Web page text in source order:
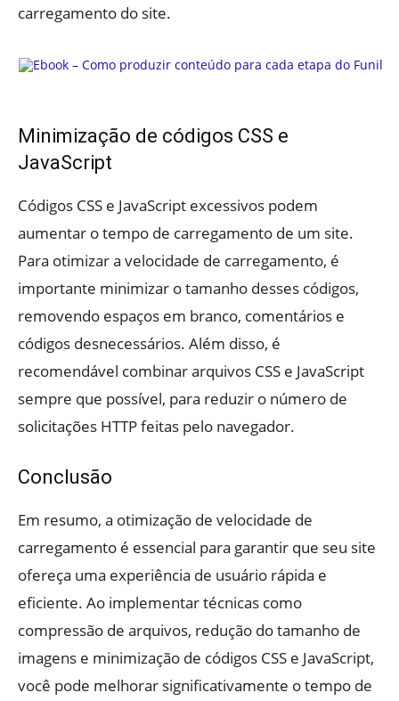
carregamento do site.
Minimização de códigos CSS e
JavaScript
Códigos CSS e JavaScript excessivos podem
aumentar o tempo de carregamento de um site.
Para otimizar a velocidade de carregamento, é
importante minimizar o tamanho desses códigos,
removendo espaços em branco, comentários e
códigos desnecessários. Além disso, é
recomendável combinar arquivos CSS e JavaScript
sempre que possível, para reduzir o número de
solicitações HTTP feitas pelo navegador.
Conclusão
Em resumo, a otimização de velocidade de
carregamento é essencial para garantir que seu site
ofereça uma experiência de usuário rápida e
eficiente. Ao implementar técnicas como
compressão de arquivos, redução do tamanho de
imagens e minimização de códigos CSS e JavaScript,
você pode melhorar significativamente o tempo de